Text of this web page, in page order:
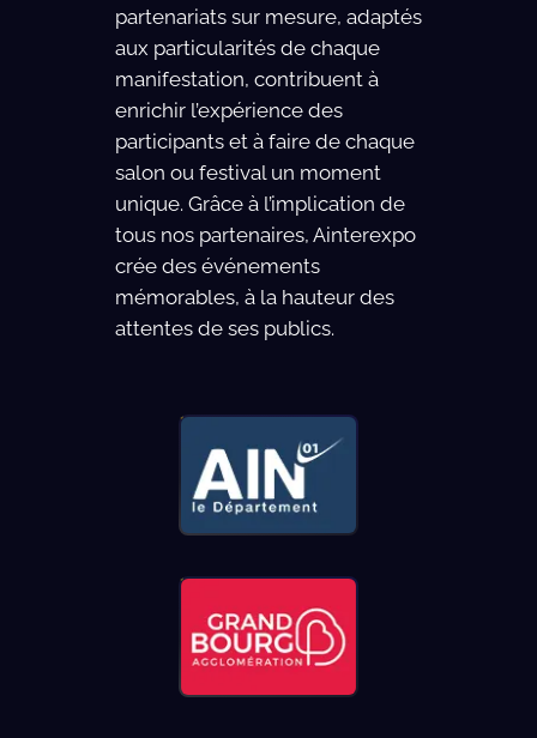
partenariats sur mesure, adaptés
aux particularités de chaque
manifestation, contribuent à
enrichir l’expérience des
participants et à faire de chaque
salon ou festival un moment
unique. Grâce à l’implication de
tous nos partenaires, Ainterexpo
crée des événements
mémorables, à la hauteur des
attentes de ses publics.